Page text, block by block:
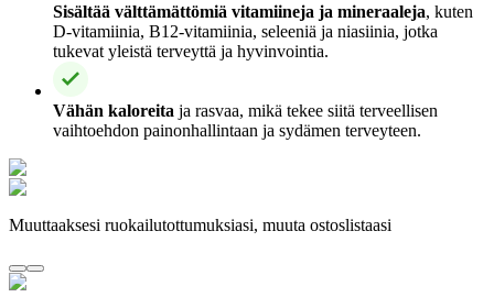
Sisältää välttämättömiä vitamiineja ja mineraaleja, kuten
D-vitamiinia, B12-vitamiinia, seleeniä ja niasiinia, jotka
tukevat yleistä terveyttä ja hyvinvointia.
Vähän kaloreita ja rasvaa, mikä tekee siitä terveellisen
vaihtoehdon painonhallintaan ja sydämen terveyteen.
Muuttaaksesi ruokailutottumuksiasi, muuta ostoslistaasi